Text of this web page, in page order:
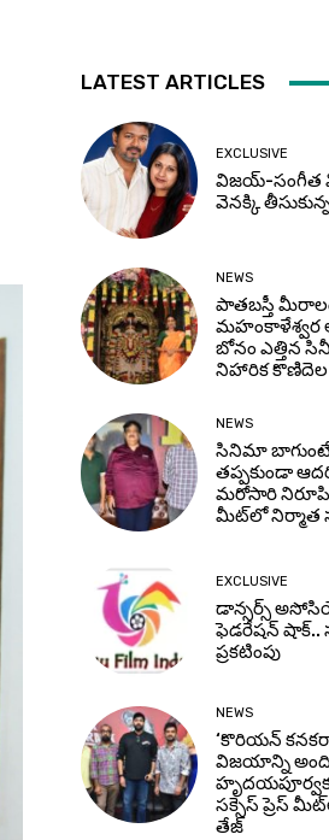
LATEST ARTICLES
EXCLUSIVE
విజయ్-సంగీత
వెనక్కి
NEWS
పాతబస్తీ
మహంకాళేశ్వర
బోనం ఎత్తిన
నిహారిక కొణిదెల
NEWS
సినిమా బాగుంటే
తప్పకుండా
మరోసారి
మీట్‌లో నిర్మాత
EXCLUSIVE
డాన్సర్స్
ఫెడరేషన్
ప్రకటింపు
NEWS
‘కొరియన్
విజయాన్ని
సక్సెస్ ప్రెస్
తేజ్